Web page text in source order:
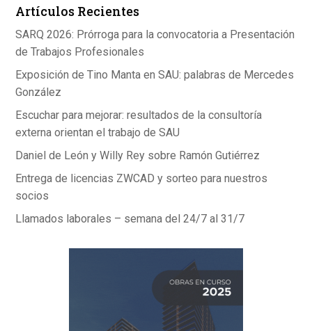
o
k
p
p
Artículos Recientes
SARQ 2026: Prórroga para la convocatoria a Presentación
de Trabajos Profesionales
Exposición de Tino Manta en SAU: palabras de Mercedes
González
Escuchar para mejorar: resultados de la consultoría
externa orientan el trabajo de SAU
Daniel de León y Willy Rey sobre Ramón Gutiérrez
Entrega de licencias ZWCAD y sorteo para nuestros
socios
Llamados laborales – semana del 24/7 al 31/7